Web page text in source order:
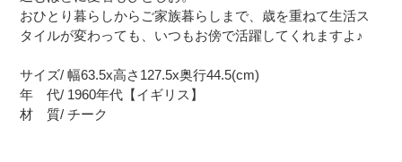
おひとり暮らしからご家族暮らしまで、歳を重ねて生活ス
タイルが変わっても、いつもお傍で活躍してくれますよ♪
サイズ/ 幅63.5x高さ127.5x奥行44.5(cm)
年 代/ 1960年代【イギリス】
材 質/ チーク